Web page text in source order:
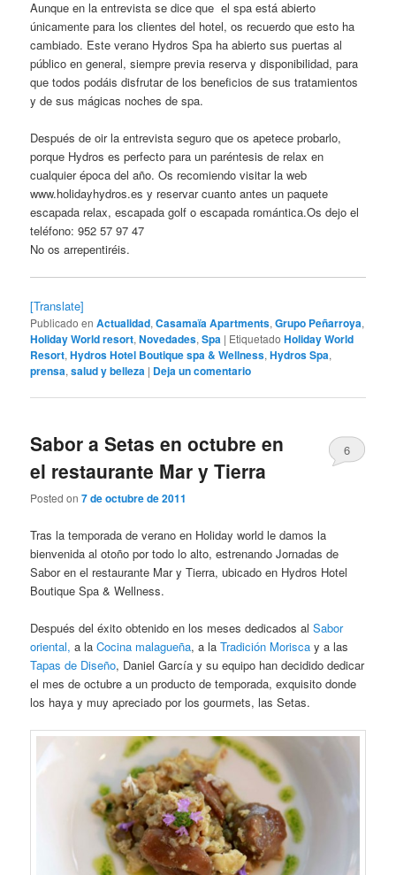
Aunque en la entrevista se dice que el spa está abierto
únicamente para los clientes del hotel, os recuerdo que esto ha
cambiado. Este verano Hydros Spa ha abierto sus puertas al
público en general, siempre previa reserva y disponibilidad, para
que todos podáis disfrutar de los beneficios de sus tratamientos
y de sus mágicas noches de spa.
Después de oir la entrevista seguro que os apetece probarlo,
porque Hydros es perfecto para un paréntesis de relax en
cualquier época del año. Os recomiendo visitar la web
www.holidayhydros.es y reservar cuanto antes un paquete
escapada relax, escapada golf o escapada romántica.Os dejo el
teléfono: 952 57 97 47
No os arrepentiréis.
[Translate]
Publicado en Actualidad,Casamaïa Apartments,Grupo Peñarroya,
Holiday World resort,Novedades,Spa | Etiquetado Holiday World
Resort,Hydros Hotel Boutique spa & Wellness,Hydros Spa,
prensa,salud y belleza | Deja un comentario
Sabor a Setas en octubre en
el restaurante Mar y Tierra
Posted on7 de octubre de 2011
6
Tras la temporada de verano en Holiday world le damos la
bienvenida al otoño por todo lo alto, estrenando Jornadas de
Sabor en el restaurante Mar y Tierra, ubicado en Hydros Hotel
Boutique Spa & Wellness.
Después del éxito obtenido en los meses dedicados alSabor
oriental, a laCocina malagueña, a laTradición Morisca y a las
Tapas de Diseño, Daniel García y su equipo han decidido dedicar
el mes de octubre a un producto de temporada, exquisito donde
los haya y muy apreciado por los gourmets, las Setas.